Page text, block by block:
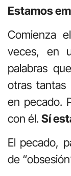
Estamos
Comienza
veces, en
palabras
otras tantas
en pecado.
con él. Sí
El pecado,
de